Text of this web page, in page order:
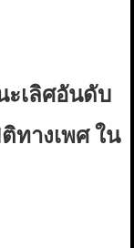
ะเลิศอันดับ
ทางเพศ ใน